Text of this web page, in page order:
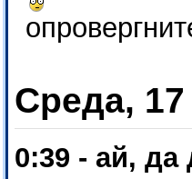
Среда, 17
0:39 - ай, да